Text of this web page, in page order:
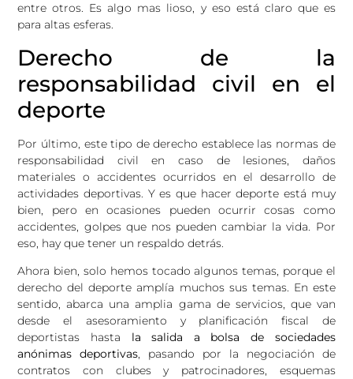
entre otros. Es algo mas lioso, y eso está claro que es
para altas esferas.
Derecho de la
responsabilidad civil en el
deporte
Por último, este tipo de derecho establece las normas de
responsabilidad civil en caso de lesiones, daños
materiales o accidentes ocurridos en el desarrollo de
actividades deportivas. Y es que hacer deporte está muy
bien, pero en ocasiones pueden ocurrir cosas como
accidentes, golpes que nos pueden cambiar la vida. Por
eso, hay que tener un respaldo detrás.
Ahora bien, solo hemos tocado algunos temas, porque el
derecho del deporte amplía muchos sus temas. En este
sentido, abarca una amplia gama de servicios, que van
desde el asesoramiento y planificación fiscal de
deportistas hasta la salida a bolsa de sociedades
anónimas deportivas, pasando por la negociación de
contratos con clubes y patrocinadores, esquemas